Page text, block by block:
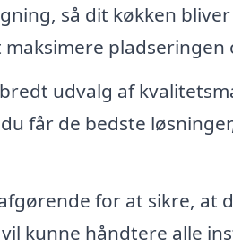
så dit køkken
udvalg af
får de bedste
for at sikre, at
kunne håndtere alle